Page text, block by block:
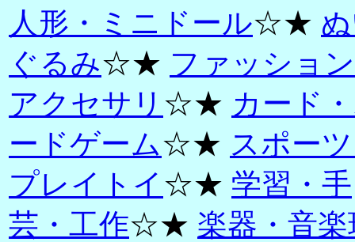
人形・ミニドール☆★
ぐるみ☆★ ファッショ
アクセサリ ☆★ カード
ードゲーム☆★ スポー
プレイトイ ☆★ 学習・手
芸・工作☆★ 楽器・音楽